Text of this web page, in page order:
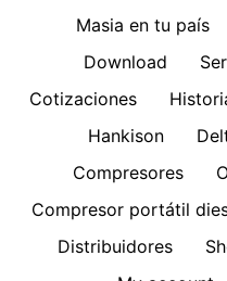
Masia en tu país
Download
Cotizaciones
Hankison
Compresores
Compresor portátil
Distribuidores